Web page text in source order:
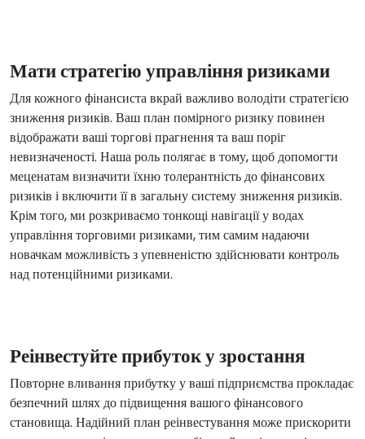
Мати стратегію управління ризиками
Для кожного фінансиста вкрай важливо володіти стратегією
зниження ризиків. Ваш план помірного ризику повинен
відображати ваші торгові прагнення та ваш поріг
невизначеності. Наша роль полягає в тому, щоб допомогти
меценатам визначити їхню толерантність до фінансових
ризиків і включити її в загальну систему зниження ризиків.
Крім того, ми розкриваємо тонкощі навігації у водах
управління торговими ризиками, тим самим надаючи
новачкам можливість з упевненістю здійснювати контроль
над потенційними ризиками.
Реінвестуйте прибуток у зростання
Повторне вливання прибутку у ваші підприємства прокладає
безпечний шлях до підвищення вашого фінансового
становища. Надійний план реінвестування може прискорити